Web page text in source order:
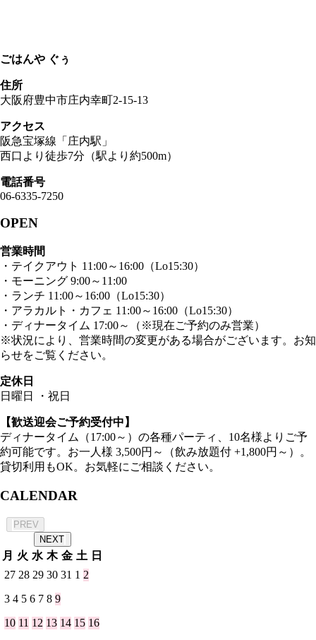
ごはんや ぐぅ
住所
大阪府豊中市庄内幸町2-15-13
アクセス
阪急宝塚線「庄内駅」
西口より徒歩7分（駅より約500m）
電話番号
06-6335-7250
OPEN
営業時間
・テイクアウト 11:00～16:00（Lo15:30）
・モーニング 9:00～11:00
・ランチ 11:00～16:00（Lo15:30）
・アラカルト・カフェ 11:00～16:00（Lo15:30）
・ディナータイム 17:00～（※現在ご予約のみ営業）
※状況により、営業時間の変更がある場合がございます。お知
らせをご覧ください。
定休日
日曜日 ・祝日
【歓送迎会ご予約受付中】
ディナータイム（17:00～）の各種パーティ、10名様よりご予
約可能です。お一人様 3,500円～（飲み放題付 +1,800円～）。
貸切利用もOK。お気軽にご相談ください。
CALENDAR
PREV
NEXT
月 火 水 木 金 土 日
27 28 29 30 31 1 2
3 4 5 6 7 8 9
10 11 12 13 14 15 16